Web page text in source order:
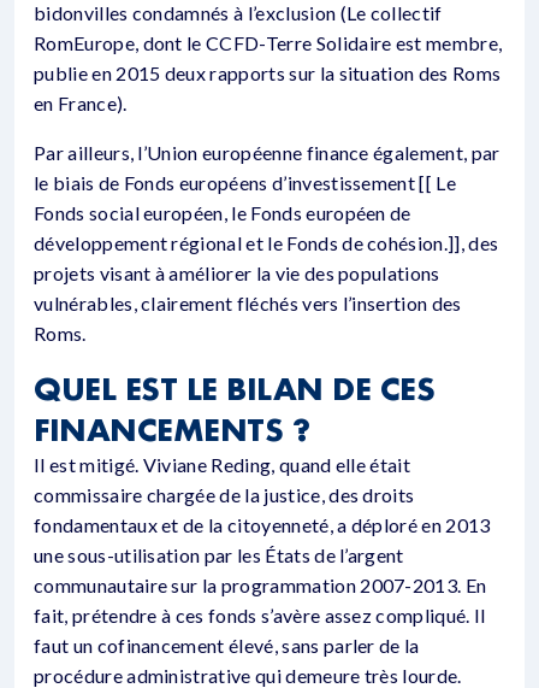
bidonvilles condamnés à l’exclusion (Le collectif
RomEurope, dont le CCFD-Terre Solidaire est membre,
publie en 2015 deux rapports sur la situation des Roms
en France).
Par ailleurs, l’Union européenne finance également, par
le biais de Fonds européens d’investissement [[ Le
Fonds social européen, le Fonds européen de
développement régional et le Fonds de cohésion.]], des
projets visant à améliorer la vie des populations
vulnérables, clairement fléchés vers l’insertion des
Roms.
QUEL EST LE BILAN DE CES
FINANCEMENTS ?
Il est mitigé. Viviane Reding, quand elle était
commissaire chargée de la justice, des droits
fondamentaux et de la citoyenneté, a déploré en 2013
une sous-utilisation par les États de l’argent
communautaire sur la programmation 2007-2013. En
fait, prétendre à ces fonds s’avère assez compliqué. Il
faut un cofinancement élevé, sans parler de la
procédure administrative qui demeure très lourde.